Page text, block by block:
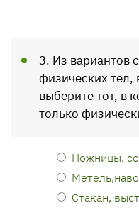
3. Из вариантов
физических тел,
выберите тот, в
только
Ножницы,
Стакан,